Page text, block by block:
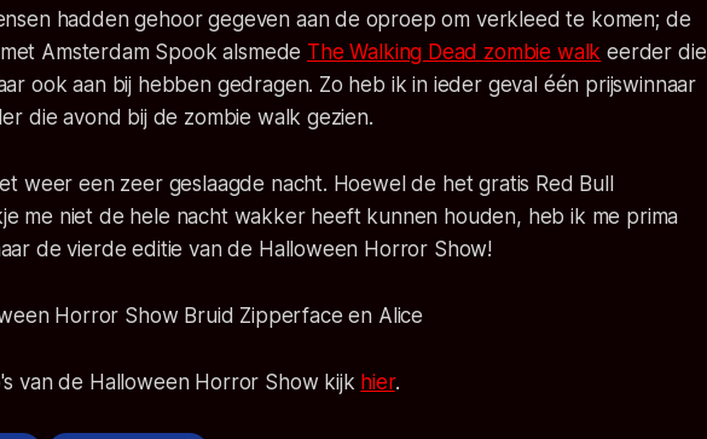
hadden gehoor gegeven aan de oproep om verkleed te komen; de
Amsterdam Spook alsmede The Walking Dead zombie walk eerder die
ook aan bij hebben gedragen. Zo heb ik in ieder geval één prijswinnaar
die avond bij de zombie walk gezien.
weer een zeer geslaagde nacht. Hoewel de het gratis Red Bull
me niet de hele nacht wakker heeft kunnen houden, heb ik me prima
de vierde editie van de Halloween Horror Show!
van de Halloween Horror Show kijk hier.